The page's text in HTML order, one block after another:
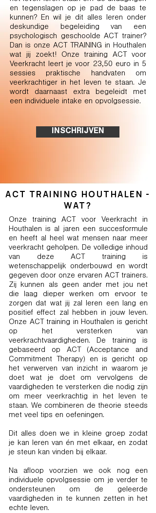
en tegenslagen op je pad de baas te
kunnen? En wil je dit alles leren onder
deskundige begeleiding van een
psychologisch geschoolde ACT trainer?
Dan is onze ACT TRAINING in Houthalen
wat jij zoekt! Onze training ACT voor
Veerkracht leert je voor 23,50 euro in 5
sessies praktische handvaten om
veerkrachtiger in het leven te staan. Je
wordt daarnaast extra begeleidt met
een individuele intake en opvolgsessie.
INSCHRIJVEN
ACT TRAINING HOUTHALEN -
WAT?
Onze training ACT voor Veerkracht in
Houthalen is al jaren een succesformule
en heeft al heel wat mensen naar meer
veerkracht geholpen. De volledige inhoud
van deze ACT training is
wetenschappelijk onderbouwd en wordt
gegeven door onze ervaren ACT trainers.
Zij kunnen als geen ander met jou net
die laag dieper werken om ervoor te
zorgen dat wat jij zal leren een lang en
positief effect zal hebben in jouw leven.
Onze ACT training in Houthalen is gericht
op het versterken van
veerkrachtvaardigheden. De training is
gebaseerd op ACT (Acceptance and
Commitment Therapy) en is gericht op
het verwerven van inzicht in waarom je
doet wat je doet om vervolgens de
vaardigheden te versterken die nodig zijn
om meer veerkrachtig in het leven te
staan. We combineren de theorie steeds
met veel tips en oefeningen.
Dit alles doen we in kleine groep zodat
je kan leren van én met elkaar, en zodat
je steun kan vinden bij elkaar.
Na afloop voorzien we ook nog een
individuele opvolgsessie om je verder te
ondersteunen om de geleerde
vaardigheden in te kunnen zetten in het
echte leven.